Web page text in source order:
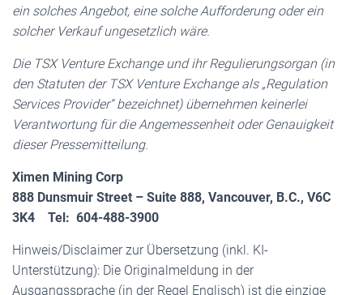
ein solches Angebot, eine solche Aufforderung oder ein
solcher Verkauf ungesetzlich wäre.
Die TSX Venture Exchange und ihr Regulierungsorgan (in
den Statuten der TSX Venture Exchange als „Regulation
Services Provider“ bezeichnet) übernehmen keinerlei
Verantwortung für die Angemessenheit oder Genauigkeit
dieser Pressemitteilung.
Ximen Mining Corp
888 Dunsmuir Street – Suite 888, Vancouver, B.C., V6C
3K4 Tel: 604-488-3900
Hinweis/Disclaimer zur Übersetzung (inkl. KI-
Unterstützung): Die Originalmeldung in der
Ausgangssprache (in der Regel Englisch) ist die einzige